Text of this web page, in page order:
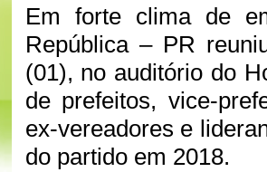
Em forte clima de
República – PR
(01), no auditório do
de prefeitos, vice-
ex-vereadores e
do partido em 2018.